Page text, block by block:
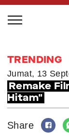
LOCAL
INSPIRING
INSPIRING
INSPIRING
TRENDING
Jumat, 13
Remake
Hitam"
Share